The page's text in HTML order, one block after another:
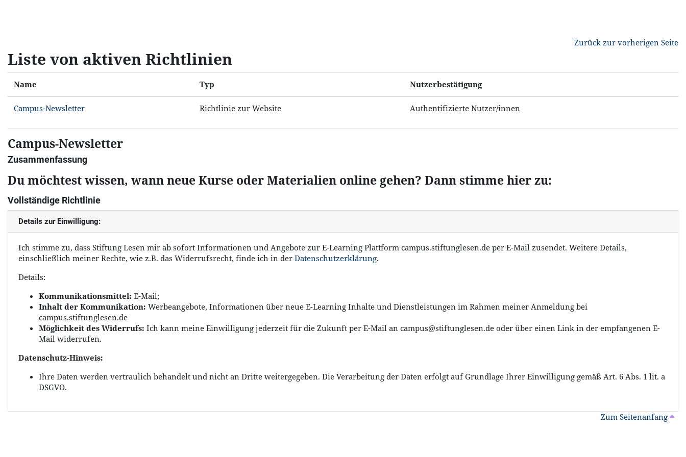
Zurück zur vorherigen Seite
Liste von aktiven Richtlinien
Name Typ Nutzerbestätigung
Campus-Newsletter Richtlinie zur Website Authentifizierte Nutzer/innen
Campus-Newsletter
Zusammenfassung
Du möchtest wissen, wann neue Kurse oder Materialien online gehen? Dann stimme hier zu:
Vollständige Richtlinie
Details zur Einwilligung:
Ich stimme zu, dass Stiftung Lesen mir ab sofort Informationen und Angebote zur E-Learning Plattform campus.stiftunglesen.de per E-Mail zusendet. Weitere Details,
einschließlich meiner Rechte, wie z.B. das Widerrufsrecht, finde ich in der Datenschutzerklärung.
Details:
Kommunikationsmittel: E-Mail;
Inhalt der Kommunikation: Werbeangebote, Informationen über neue E-Learning Inhalte und Dienstleistungen im Rahmen meiner Anmeldung bei
campus.stiftunglesen.de
Möglichkeit des Widerrufs: Ich kann meine Einwilligung jederzeit für die Zukunft per E-Mail an campus@stiftunglesen.de oder über einen Link in der empfangenen E-
Mail widerrufen.
Datenschutz-Hinweis:
Ihre Daten werden vertraulich behandelt und nicht an Dritte weitergegeben. Die Verarbeitung der Daten erfolgt auf Grundlage Ihrer Einwilligung gemäß Art. 6 Abs. 1 lit. a
DSGVO.
Zum Seitenanfang